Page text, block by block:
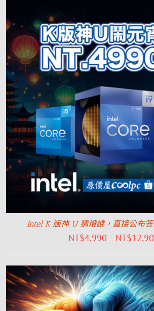
Intel K 版神 U 猜燈謎，直接公布答
NT$4,990 – NT$